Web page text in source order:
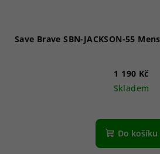
Save Brave SBN-JACKSON-55
1 190 Kč
Skladem
Do košíku